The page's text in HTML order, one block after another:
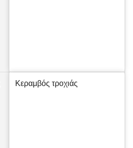
Κεραμβός τροχιάς